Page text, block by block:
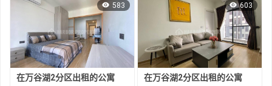
583
在万谷湖2分区出租的公寓
603
在万谷湖2分区出租的公寓